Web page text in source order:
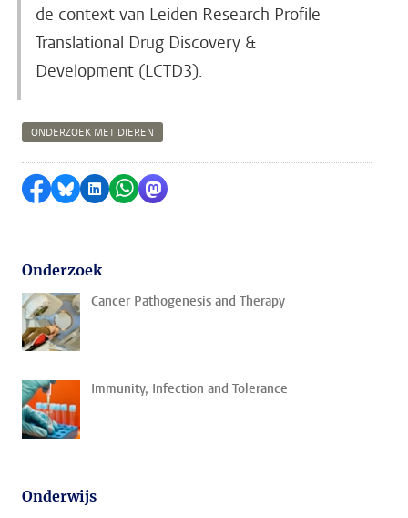
de context van Leiden Research Profile
Translational Drug Discovery &
Development (LCTD3).
ONDERZOEK MET DIEREN
Delen op Facebook
Delen via Bluesky
Delen op LinkedIn
Delen via WhatsApp
Delen via Mastodon
Onderzoek
Cancer Pathogenesis and Therapy
Immunity, Infection and Tolerance
Onderwijs